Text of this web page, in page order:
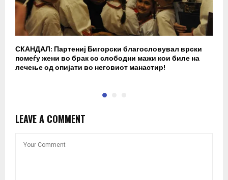
СКАНДАЛ: Партениј Бигорски благословувал врски
помеѓу жени во брак со слободни мажи кои биле на
лечење од опијати во неговиот манастир!
LEAVE A COMMENT